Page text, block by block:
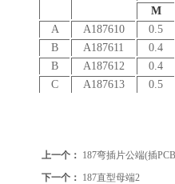
M
A
A187610
0.5
B
A187611
0.4
B
A187612
0.4
C
A187613 0.5
上一个： 187弯插片公端(插
下一个： 187直型母端2